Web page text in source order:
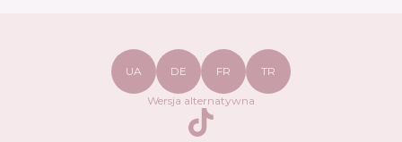
UA DE FR TR
Wersja alternatywna
TikTok